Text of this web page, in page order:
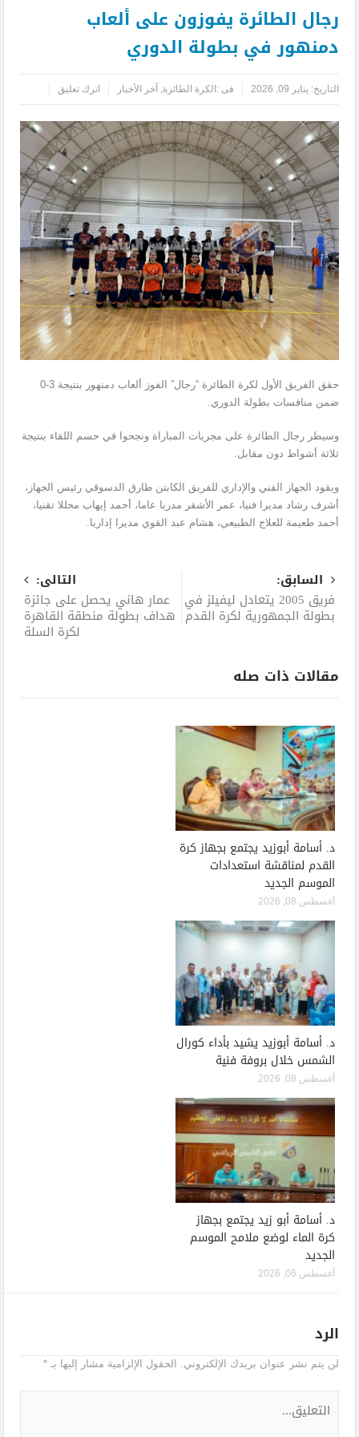
رجال الطائرة يفوزون على ألعاب
دمنهور في بطولة الدوري
التاريخ:يناير 09, 2026 فى : الكرة الطائرة, آخر الأخبار اترك تعليق
حقق الفريق الأول لكرة الطائرة “رجال” الفوز ألعاب دمنهور بنتيجة 3-0
ضمن منافسات بطولة الدوري.
وسيطر رجال الطائرة على مجريات المباراة ونجحوا في حسم اللقاء بنتيجة
ثلاثة أشواط دون مقابل.
ويقود الجهاز الفني والإداري للفريق الكابتن طارق الدسوقي رئيس الجهاز،
أشرف رشاد مديرا فنيا، عمر الأشقر مدربا عاما، أحمد إيهاب محللا تقنيا،
أحمد طعيمة للعلاج الطبيعي، هشام عبد القوي مديرا إداريا.
السابق:
فريق 2005 يتعادل ليفيلز في
بطولة الجمهورية لكرة القدم
التالى:
عمار هاني يحصل على جائزة
هداف بطولة منطقة القاهرة
لكرة السلة
مقالات ذات صله
د. أسامة أبوزيد يجتمع بجهاز كرة
القدم لمناقشة استعدادات
الموسم الجديد
أغسطس 08, 2026
د. أسامة أبوزيد يشيد بأداء كورال
الشمس خلال بروفة فنية
أغسطس 08, 2026
د. أسامة أبو زيد يجتمع بجهاز
كرة الماء لوضع ملامح الموسم
الجديد
أغسطس 06, 2026
الرد
لن يتم نشر عنوان بريدك الإلكتروني. الحقول الإلزامية مشار إليها بـ*